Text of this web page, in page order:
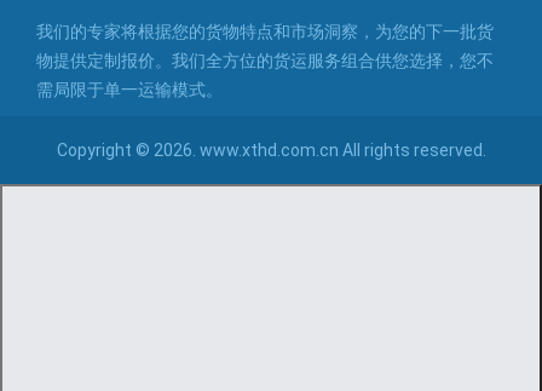
我们的专家将根据您的货物特点和市场洞察，为您的下一批货
物提供定制报价。我们全方位的货运服务组合供您选择，您不
需局限于单一运输模式。
Copyright © 2026. www.xthd.com.cn All rights reserved.